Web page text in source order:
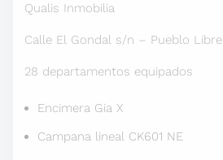
Qualis Inmobilia
Calle El Gondal s/n – Pueblo Libre
28 departamentos equipados
Encimera Gia X
Campana lineal CK601 NE